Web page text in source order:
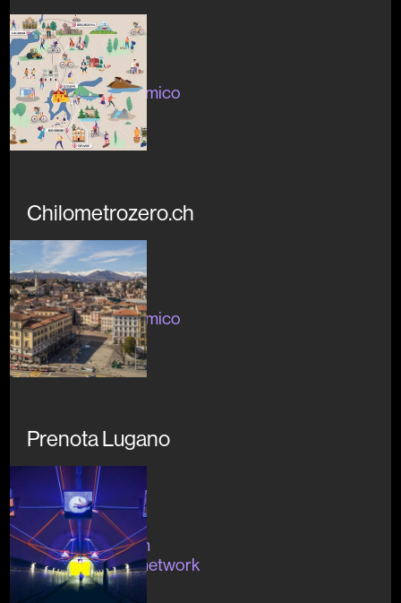
Concluso
#app #servizio
#sviluppoeconomico
#sostenibilità
Chilometrozero.ch
Concluso
#app #servizio
#sviluppoeconomico
Prenota Lugano
Concluso
#divulgazione
#openinnovation
#installazione #network